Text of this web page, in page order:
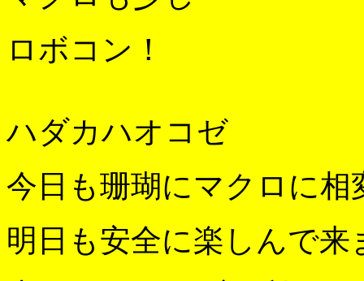
ロボコン！
ハダカハオコゼ
今日も珊瑚にマクロに
明日も安全に楽しんで来